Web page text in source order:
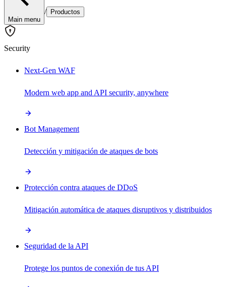
Main menu
/ Productos
Security
Next-Gen WAF
Modern web app and API security, anywhere
Bot Management
Detección y mitigación de ataques de bots
Protección contra ataques de DDoS
Mitigación automática de ataques disruptivos y distribuidos
Seguridad de la API
Protege los puntos de conexión de tus API